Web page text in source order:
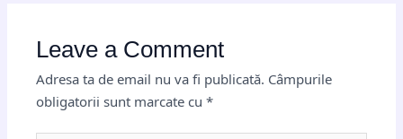
Leave a Comment
Adresa ta de email nu va fi publicată. Câmpurile
obligatorii sunt marcate cu*